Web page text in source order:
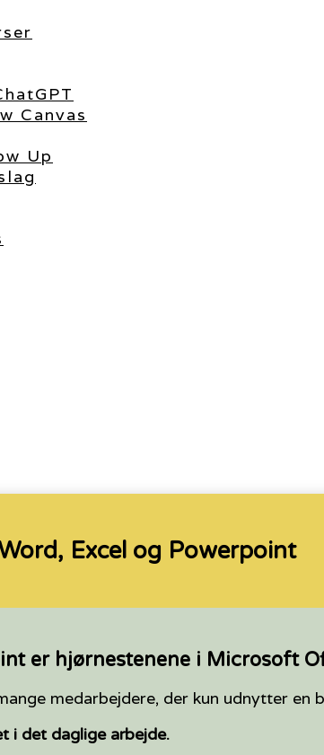
Canvas
Up
Excel og Powerpoint
er hjørnestenene i Microsoft
medarbejdere, der kun udnytter
i det daglige arbejde.